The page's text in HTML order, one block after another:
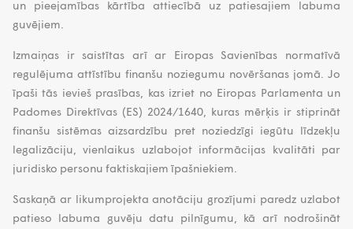
un pieejamības kārtība attiecībā uz patiesajiem labuma
guvējiem.
Izmaiņas ir saistītas arī ar Eiropas Savienības normatīvā
regulējuma attīstību finanšu noziegumu novēršanas jomā. Jo
īpaši tās ievieš prasības, kas izriet no Eiropas Parlamenta un
Padomes Direktīvas (ES) 2024/1640, kuras mērķis ir stiprināt
finanšu sistēmas aizsardzību pret noziedzīgi iegūtu līdzekļu
legalizāciju, vienlaikus uzlabojot informācijas kvalitāti par
juridisko personu faktiskajiem īpašniekiem.
Saskaņā ar likumprojekta anotāciju grozījumi paredz uzlabot
patieso labuma guvēju datu pilnīgumu, kā arī nodrošināt